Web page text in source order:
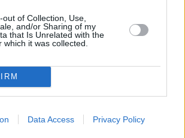
of Collection, Use,
and/or Sharing of my
that Is Unrelated with the
which it was collected.
Data Access Privacy Policy
υποστήριξη των
τους.
περιμένει αυτούς που
6.00 – 8.00 π.μ. Αυτό το
ως ζώνη απομόνωσης και
Οι γονείς των παιδιών που